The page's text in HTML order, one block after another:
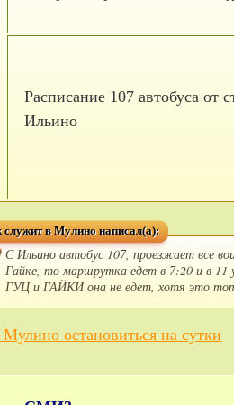
Расписание 107 автобуса от
Ильино
служит в Мулино написал(а):
С Ильино автобус 107, проезжает все
Гайке, то маршрутка едет в 7:20 и в
ГУЦ и ГАЙКИ она не едет, хотя это
Мулино остановиться на сутки